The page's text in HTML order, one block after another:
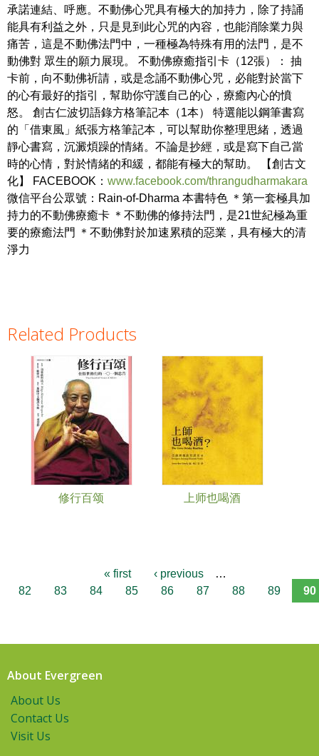
承諾連結、呼應。不動佛心咒具有極大的加持力，除了持誦
能具有利益之外，只是見到此心咒的內容，也能消除業力與
痛苦，這是不動佛法門中，一種極為特殊有用的法門，是不
動佛對 眾生的願力展現。 不動佛療癒指引卡（12張）： 抽
卡前，向不動佛祈請，或是念誦不動佛心咒，必能對於當下
的心有最好的指引，幫助你守護自己的心，療癒內心的憤
怒。 創古仁波切語錄方格筆記本（1本） 特選能以鋼筆書寫
的「借東風」紙張方格筆記本，可以幫助你整理思緒，透過
靜心書寫，沉澱煩躁的情緒。不論是抄經，或是寫下自己當
時的心情，對於情緒的和緩，都能有極大的幫助。 【創古文
化】 FACEBOOK： www.facebook.com/thrangudharmakara
微信平台公眾號：Rain-of-Dharma 本書特色 ＊第一套極具加
持力的不動佛療癒卡 ＊不動佛的修持法門，是21世紀極為重
要的療癒法門 ＊不動佛對於加速累積的惡業，具有極大的清
淨力
Related Products
修行百颂 上师也喝酒
Pages
« first ‹ previous
…
82
83 84 85 86 87 88 89 90
About Evergreen
About Us
Contact Us
Visit Us